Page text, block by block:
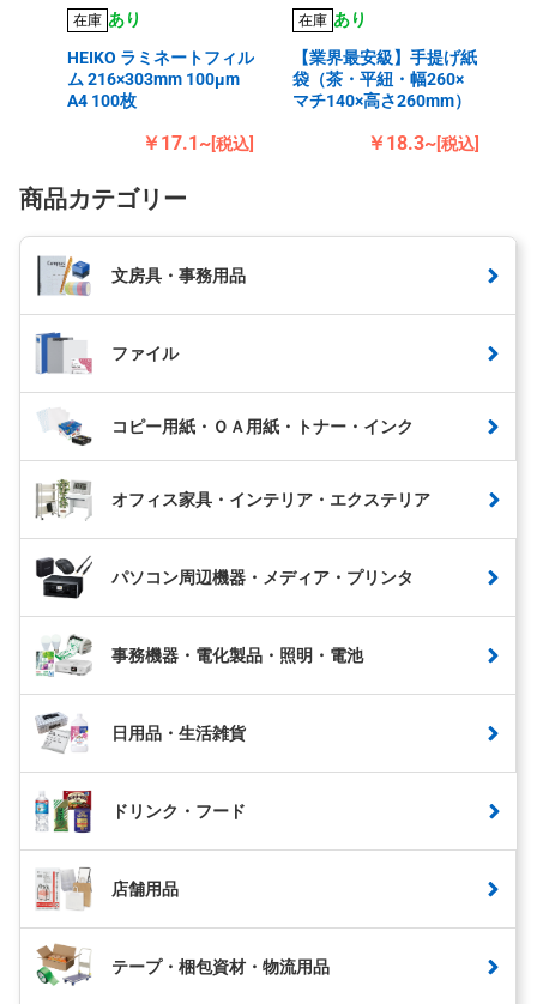
在庫 あり
HEIKO ラミネートフィル
ム 216×303mm 100μm
A4 100枚
￥17.1~[税込]
在庫 あり
【業界最安級】手提げ紙
袋（茶・平紐・幅260×
マチ140×高さ260mm）
￥18.3~[税込]
商品カテゴリー
文房具・事務用品
ファイル
コピー用紙・ＯＡ用紙・トナー・インク
オフィス家具・インテリア・エクステリア
パソコン周辺機器・メディア・プリンタ
事務機器・電化製品・照明・電池
日用品・生活雑貨
ドリンク・フード
店舗用品
テープ・梱包資材・物流用品